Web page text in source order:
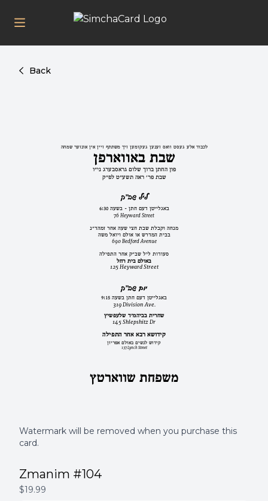
Back
Zmanim #104
$19.99
משפחת שווארטץ
137 Lynch Street
קידוש לנשים באולם אפריון
קידושא רבא אחר התפילה
145 Shlepshitz Dr
שחרית בביהמ"ד שלעפשיץ
319 Division Ave.
באגלייטן דעם חתן בשעה 9:15
יום שב"ק
125 Heyward Street
באולם בית רחל
סעודות ליל שב"ק אחר התפילה
690 Bedford Avenue
בבית המדרש או אולם ויואל משה
מנחה וקבלת שבת חצי שעה אחר זמהד"נ
76 Heyward Street
באגלייטן דעם חתן - בשעה 6:30
ליל שב"ק
שבת פר' ראה תשע"ט לפ"ק
פון החתן ברוך שלום גראסבערג ני"ו
שבת באווארפן
לכבוד אלע געסט וואס זענען געקומען זיך משתתף זיין אין אונזער שמחה
Watermark will be removed when you purchase this
card.